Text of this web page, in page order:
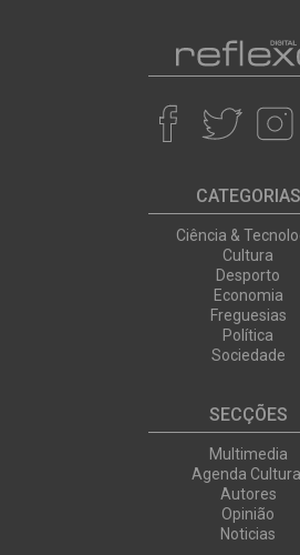
CATEGORIAS
Ciência &
Cultura
Desporto
Economia
Freguesias
Política
Sociedade
SECÇÕES
Multimedia
Agenda Cultural
Autores
Opinião
Noticias